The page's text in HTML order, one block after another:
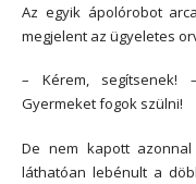
Az egyik ápolórobot
megjelent az ügyeletes
– Kérem, segítsenek!
Gyermeket fogok szülni!
De nem kapott
láthatóan lebénult a